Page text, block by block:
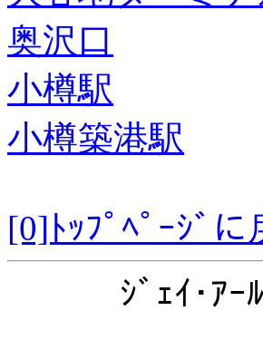
奥沢口
小樽駅
小樽築港駅
[0]ﾄｯﾌﾟﾍﾟｰｼﾞに
ｼﾞｪｲ･ｱ